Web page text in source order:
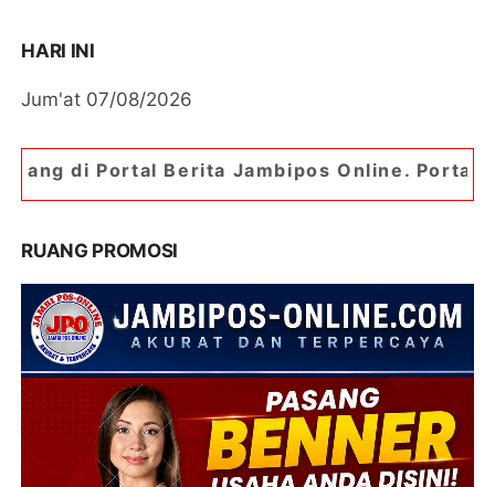
HARI INI
Jum'at 07/08/2026
Berita Jambipos Online. Portal Berita Paling
RUANG PROMOSI